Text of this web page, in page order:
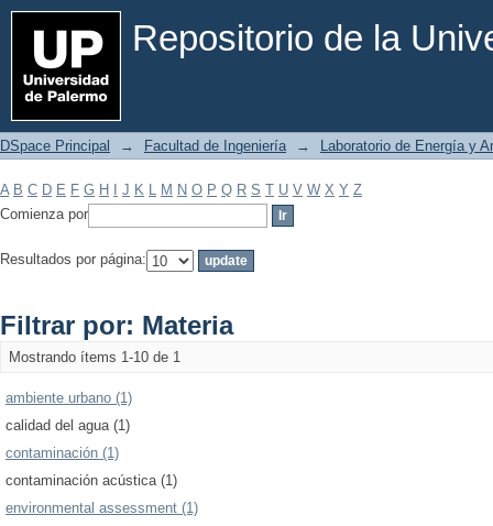
Repositorio de la
Filtrar por: Materia
DSpace Principal → Facultad de Ingeniería → Laboratorio de Energía y
A B C D E F G H J K L M N O P Q R S T U V W X Y Z
Comienza por
Resultados por página:
Filtrar por: Materia
Mostrando ítems 1-10 de 1
ambiente urbano (1)
calidad del agua (1)
contaminación (1)
contaminación acústica (1)
environmental assessment (1)